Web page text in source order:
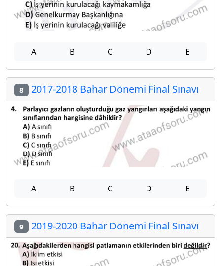
A B C D E
8 2017-2018 Bahar Dönemi Final Sınavı
A B C D E
9 2019-2020 Bahar Dönemi Final Sınavı